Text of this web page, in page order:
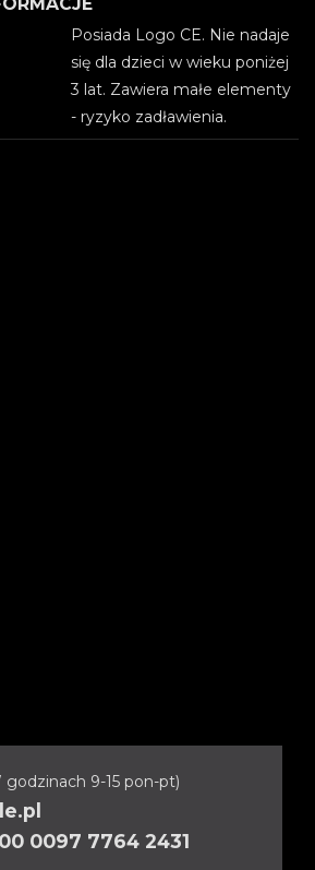
Posiada Logo CE. Nie nadaje
się dla dzieci w wieku poniżej
3 lat. Zawiera małe elementy
- ryzyko zadławienia.
godzinach 9-15 pon-pt)
0097 7764 2431